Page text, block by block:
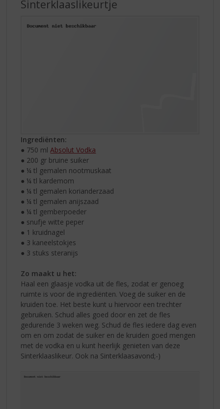
Sinterklaaslikeurtje
Ingrediënten:
● 750 mlAbsolut Vodka
● 200 gr bruine suiker
● ¼ tl gemalen nootmuskaat
● ¼ tl kardemom
● ¼ tl gemalen korianderzaad
● ¼ tl gemalen anijszaad
● ¼ tl gemberpoeder
● snufje witte peper
● 1 kruidnagel
● 3 kaneelstokjes
● 3 stuks steranijs
Zo maakt u het:
Haal een glaasje vodka uit de fles, zodat er genoeg
ruimte is voor de ingrediënten. Voeg de suiker en de
kruiden toe. Het beste kunt u hiervoor een trechter
gebruiken. Schud alles goed door en zet de fles
gedurende 3 weken weg. Schud de fles iedere dag even
om en om zodat de suiker en de kruiden goed mengen
met de vodka en u kunt heerlijk genieten van deze
Sinterklaaslikeur. Ook na Sinterklaasavond;-)